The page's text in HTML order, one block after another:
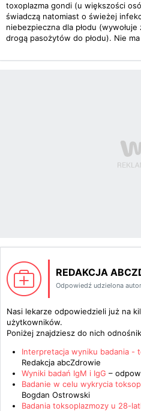
toxoplazma gondi (u większości
świadczą natomiast o świeżej
niebezpieczna dla płodu
drogą pasożytów do płodu). Nie
REDAKCJA
Odpowiedź udzielona
Nasi lekarze odpowiedzieli już na
użytkowników.
Poniżej znajdziesz do nich
Interpretacja wyniku badania -
Redakcja abcZdrowie
Wyniki badań IgM i IgG –
Badanie w celu wykrycia
Bogdan Ostrowski
Badania toksoplazmozy u 28-